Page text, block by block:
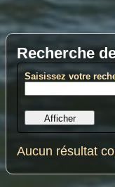
Recherche
Saisissez votre
Aucun résultat